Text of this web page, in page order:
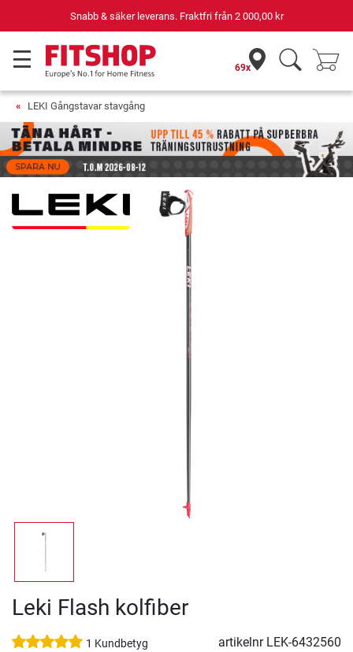
Snabb & säker leverans. Fraktfri från 2 000,00 kr
69x
LEKI Gångstavar stavgång
Leki Flash kolfiber
1 Kundbetyg artikelnr LEK-6432560